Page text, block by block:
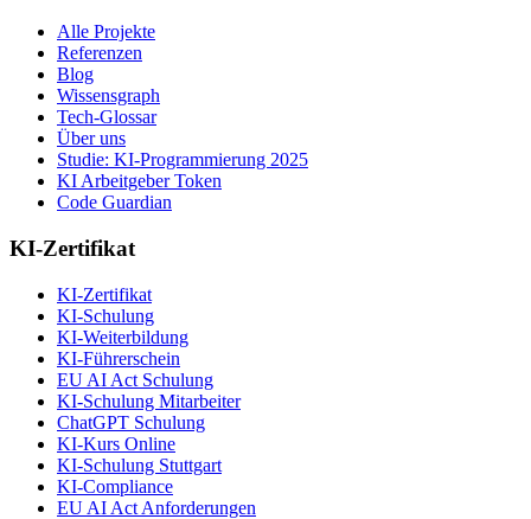
Alle Projekte
Referenzen
Blog
Wissensgraph
Tech-Glossar
Über uns
Studie: KI-Programmierung 2025
KI Arbeitgeber Token
Code Guardian
KI-Zertifikat
KI-Zertifikat
KI-Schulung
KI-Weiterbildung
KI-Führerschein
EU AI Act Schulung
KI-Schulung Mitarbeiter
ChatGPT Schulung
KI-Kurs Online
KI-Schulung Stuttgart
KI-Compliance
EU AI Act Anforderungen